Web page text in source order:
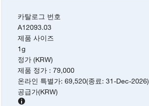
카탈로그 번호
A12093.03
제품 사이즈
1g
정가 (KRW)
제품 정가 :79,000
온라인 특별가:69,520(종료:31-Dec-2026)
공급가(KRW)